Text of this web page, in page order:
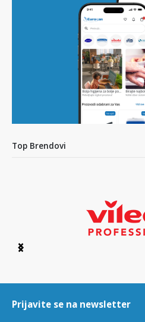
Top Brendovi
Item
6
Prijavite se na newsletter